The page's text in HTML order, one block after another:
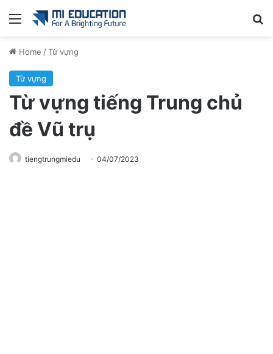
Menu
Home /Từ vựng
Từ vựng
Từ vựng tiếng Trung chủ
đề Vũ trụ
tiengtrungmiedu 04/07/2023